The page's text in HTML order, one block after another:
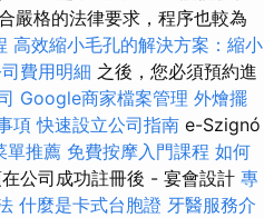
嚴格的法律要求，程序也較為
高效縮小毛孔的解決方案：縮小
費用明細 之後，您必須預約進
Google商家檔案管理 外燴擺
項 快速設立公司指南 e-Szignó
單推薦 免費按摩入門課程 如何
公司成功註冊後 - 宴會設計 專
什麼是卡式台胞證 牙醫服務介